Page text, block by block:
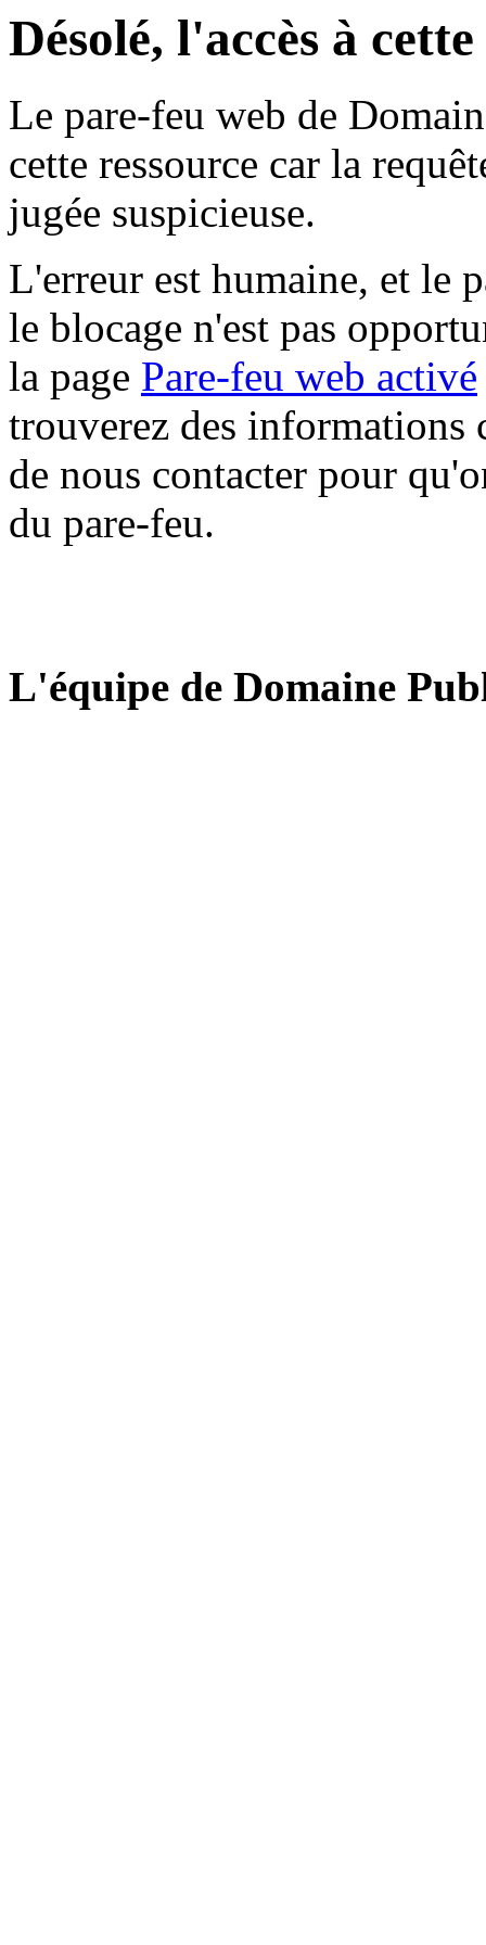
Désolé, l'accès à
Le pare-feu web de
cette ressource car la
jugée suspicieuse.
L'erreur est humaine, et le
le blocage n'est pas
la page Pare-feu web activé
trouverez des informations
de nous contacter pour
du pare-feu.
L'équipe de Domaine